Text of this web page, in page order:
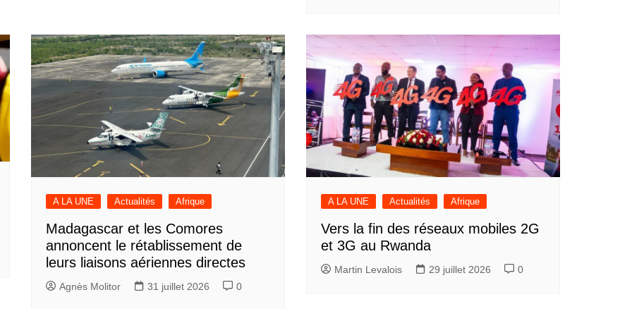
A LA UNE Actualités Afrique
Madagascar et les Comores
annoncent le rétablissement de
leurs liaisons aériennes directes
Agnès Molitor 31 juillet 2026 0
A LA UNE Actualités Afrique
Vers la fin des réseaux mobiles 2G
et 3G au Rwanda
Martin Levalois 29 juillet 2026 0